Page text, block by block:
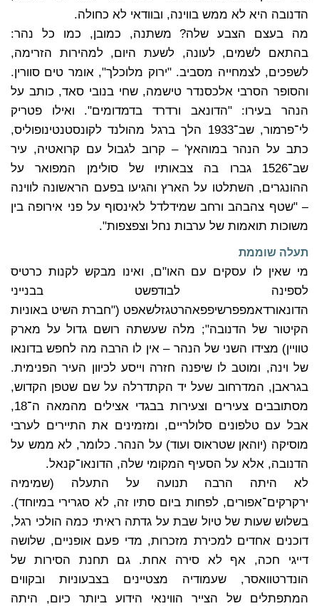
הדנובה היא לא ממש בווינה, ובוודאי לא כחולה.
מה בעצם הצבע שלה? משתנה, כמובן, כמו כל נהר:
בהתאם לשמים, לעונה, לשעת היום, למהירות הזרימה,
לשפכים, לצמחייה מסביב. "ירוק מלוכלך", אומר טים סוורין.
והסופר הסרבי אלכסנדר טישמה, שחי בנובי סאד, כותב על
הנהר בעירו: "הדונאב ורדרד בדמדומים". ואילו פטריק
לי־פרמור, שב־1933 הלך ברגל מהולנד לקונסטנטינופוליס,
כתב על הנהר במוהאץ' – קרוב לגבול עם קרואטיה, עיר
שב־1526 גברו בה צבאותיו של סולימן המפואר על
ההונגרים, השתלטו על הארץ והגיעו בפעם הראשונה לווינה
– "שטף צהבהב ורחב שמידלדל לאינסוף על פני אירופה בין
משוכות תואמות של ערבות נחל וצפצפות".
תעלה שוממת
מי שאין לו עסקים עם האו"ם, ואינו מבקש לקנות כרטיס
לספינה לבודפשט בבנייני
הדונאורדאמפפרשיפפאהרטגזלשאפט ("חברת השיט באוניות
הקיטור של הדנובה"; מלה שעשתה רושם גדול על מארק
טוויין) מצידו השני של הנהר – אין לו הרבה מה לחפש בדונאו
של וינה, ומוטב לו שיפנה חזרה וייסע לכיוון העיר הפנימית.
בגראבן, המדרחוב שעל יד הקתדרלה על שם שטפן הקדוש,
מסתובבים צעירים וצעירות בבגדי אצילים מהמאה ה־18,
אבל עם טלפונים סלולריים, ומזמינים את התיירים לערבי
מוסיקה (יוהאן שטראוס ועוד) על הנהר. כלומר, לא ממש על
הדנובה, אלא על הסעיף המקומי שלה, הדונאו־קנאל.
לא היתה הרבה תנועה על התעלה (שמימיה
ירקרקים־אפורים, לפחות ביום סתיו זה, לא סגרירי במיוחד).
בשלוש שעות של טיול שבת על גדתה ראיתי כמה הולכי רגל,
דוכנים אחדים למכירת מזכרות, מדי פעם אופניים, שלושה
דייגי חכה, אף לא סירה אחת. גם תחנת הסירות של
הונדרטוואסר, שעמודיה מצטיינים בצבעוניות ובקווים
המתפתלים של הצייר הווינאי הידוע ביותר כיום, היתה